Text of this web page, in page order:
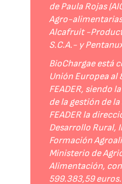
de Paula Rojas
Agro-
Alcafruit -
S.C.A.- y
BioChargae está
Unión Europea al
FEADER, siendo
de la gestión de
FEADER la
Desarrollo Rural,
Formación
Ministerio de
Alimentación,
599.383,59 euros.